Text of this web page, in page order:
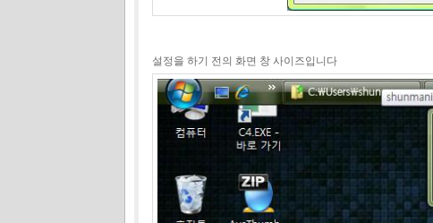
설정을 하기 전의 화면 창 사이즈입니다